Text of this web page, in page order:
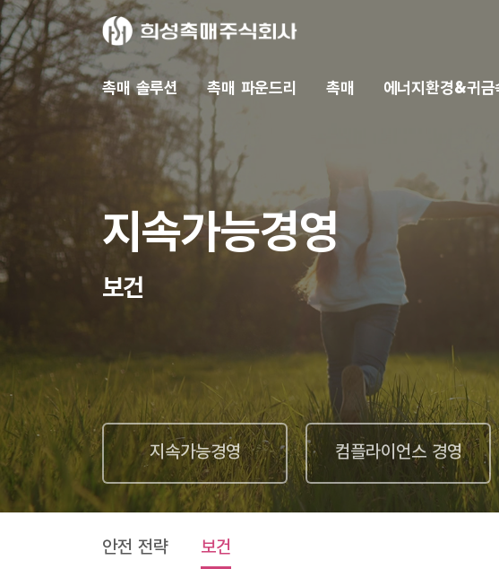
촉매 솔루션 촉매 파운드리 촉매 에너지환경&귀금
지속가능경영
보건
지속가능경영 컴플라이언스 경영
안전 전략 보건